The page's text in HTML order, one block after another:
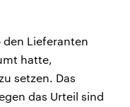
den Lieferanten
hatte,
setzen. Das
das Urteil sind